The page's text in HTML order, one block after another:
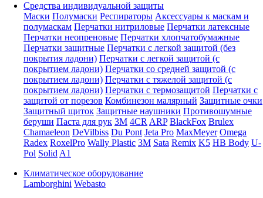
Средства индивидуальной защиты
Маски Полумаски Респираторы Аксессуары к маскам и
полумаскам Перчатки нитриловые Перчатки латексные
Перчатки неопреновые Перчатки хлопчатобумажные
Перчатки защитные Перчатки с легкой защитой (без
покрытия ладони) Перчатки с легкой защитой (с
покрытием ладони) Перчатки со средней защитой (с
покрытием ладони) Перчатки с тяжелой защитой (с
покрытием ладони) Перчатки с термозащитой Перчатки с
защитой от порезов Комбинезон малярный Защитные очки
Защитный щиток Защитные наушники Противошумные
беруши Паста для рук 3M 4CR ARP BlackFox Brulex
Chamaeleon DeVilbiss Du Pont Jeta Pro MaxMeyer Omega
Radex RoxelPro Wally Plastic 3M Sata Remix K5 HB Body U-
Pol Solid A1
Климатическое оборудование
Lamborghini Webasto